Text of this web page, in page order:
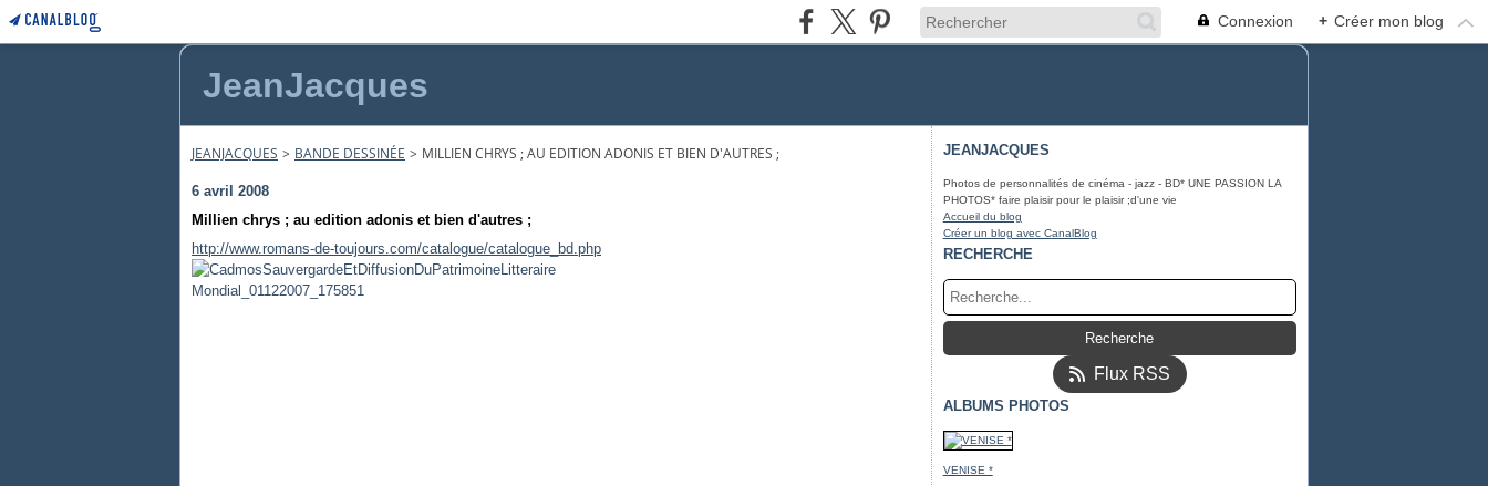
Connexion + Créer mon blog
JeanJacques
JEANJACQUES > BANDE DESSINÉE > MILLIEN CHRYS ; AU EDITION ADONIS ET BIEN D'AUTRES ;
6 avril 2008
Millien chrys ; au edition adonis et bien d'autres ;
http://www.romans-de-toujours.com/catalogue/catalogue_bd.php
JEANJACQUES
Photos de personnalités de cinéma - jazz - BD* UNE PASSION LA
PHOTOS* faire plaisir pour le plaisir ;d'une vie
Accueil du blog
Créer un blog avec CanalBlog
RECHERCHE
Flux RSS
ALBUMS PHOTOS
VENISE *